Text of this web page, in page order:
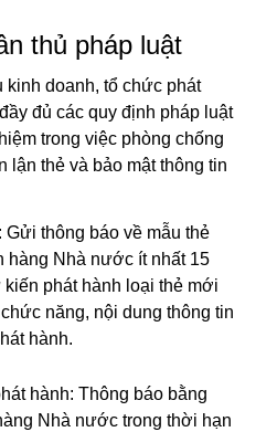
thủ pháp luật
kinh doanh, tổ chức phát
đủ các quy định pháp luật
trong việc phòng chống
lận thẻ và bảo mật thông tin
Gửi thông báo về mẫu thẻ
hàng Nhà nước ít nhất 15
phát hành loại thẻ mới
năng, nội dung thông tin
hành.
hành: Thông báo bằng
Nhà nước trong thời hạn